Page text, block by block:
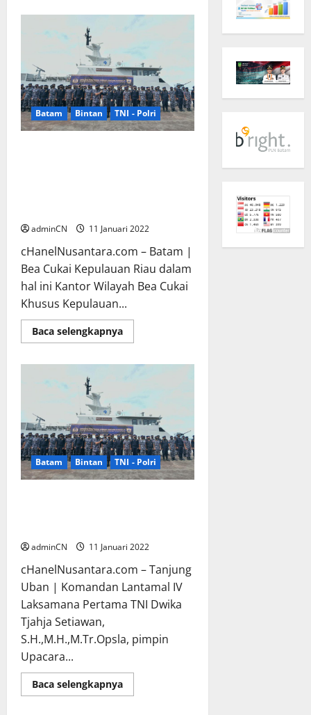
Batam Bintan TNI - Polri
adminCN 11 Januari 2022
cHanelNusantara.com – Batam |
Bea Cukai Kepulauan Riau dalam
hal ini Kantor Wilayah Bea Cukai
Khusus Kepulauan...
Baca selengkapnyaRead
more
Gabungan
21”
Bea
Cukai
Kepri
bersama
Lantamal
IV
Berjalan
dengan
Batam Bintan TNI - Polri
adminCN 11 Januari 2022
cHanelNusantara.com – Tanjung
Uban | Komandan Lantamal IV
Laksamana Pertama TNI Dwika
Tjahja Setiawan,
S.H.,M.H.,M.Tr.Opsla, pimpin
Upacara...
Baca selengkapnyaRead
more